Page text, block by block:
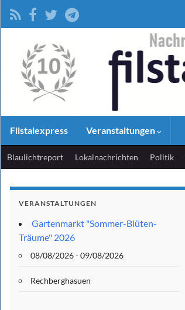
Filstalexpress Veranstaltungen
Blaulichtreport Lokalnachrichten Politik
VERANSTALTUNGEN
Gartenmarkt "Sommer-Blüten-
Träume" 2026
08/08/2026 - 09/08/2026
Rechberghasuen